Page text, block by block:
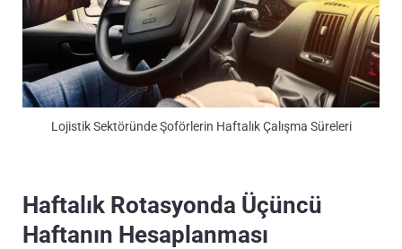
Lojistik Sektöründe Şoförlerin Haftalık Çalışma Süreleri
Haftalık Rotasyonda Üçüncü
Haftanın Hesaplanması